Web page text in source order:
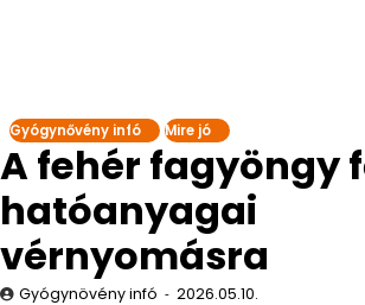
Gyógynővény infó Mire jó
A fehér fagyöngy
hatóanyagai
vérnyomásra
Gyógynövény infó 2026.05.10.